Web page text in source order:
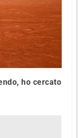
ho cercato